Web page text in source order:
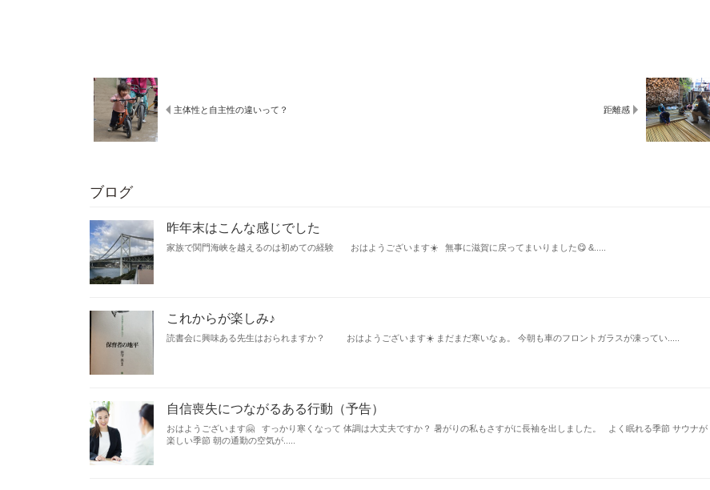
主体性と自主性の違いって？ 距離感
ブログ
昨年末はこんな感じでした
家族で関門海峡を越えるのは初めての経験 おはようございます☀️ 無事に滋賀に戻ってまいりました😋 &.....
これからが楽しみ♪
読書会に興味ある先生はおられますか？ おはようございます☀️ まだまだ寒いなぁ。 今朝も車のフロントガラスが凍ってい.....
自信喪失につながるある行動（予告）
おはようございます🤗 すっかり寒くなって 体調は大丈夫ですか？ 暑がりの私もさすがに長袖を出しました。 よく眠れる季節 サウナが
楽しい季節 朝の通勤の空気が.....